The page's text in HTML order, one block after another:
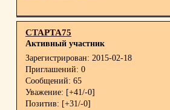
СТАРТА75
Активный участник
Зарегистрирован: 2015-02-18
Приглашений: 0
Сообщений: 65
Уважение: [+41/-0]
Позитив: [+31/-0]